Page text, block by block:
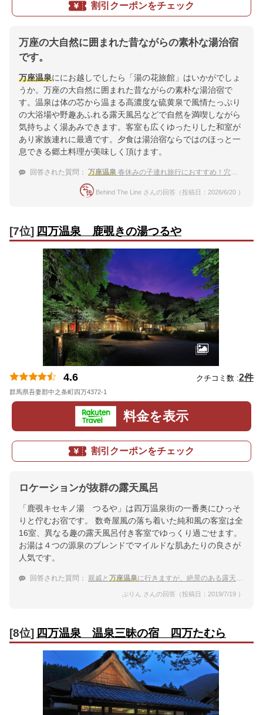
割引クーポンをチェック
万座の大自然に囲まれた昔ながらの素朴な湯治宿
です。
万座温泉ににお越しでしたら「湯の花旅館」はいかがでしょ
うか。万座の大自然に囲まれた昔ながらの素朴な湯治宿で
す。温泉は体の芯から温まる高濃度な硫黄泉で風情たっぷり
の大浴場や野趣あふれる露天風呂などで自然を満喫しながら
気持ちよく湯あみできます。客室も広くゆったりした和室が
あり家族連れに最適です。夕食は湯治宿ならではのほっと一
息できる郷土料理が美味しく頂けます。
回答された質問： 万座温泉 春休みの子連れ旅行におすすめ！穴場な宿は？
Behind The Line さんの回答（投稿日：2026/6/20 ）
[7位] 四万温泉 鹿覗きの湯つるや
4.6 クチコミ数 :2件
群馬県吾妻郡中之条町四万4372-1
料金を表示
割引クーポンをチェック
ロケーションが抜群の露天風呂
「鹿覗キセキノ湯 つるや」は四万温泉街の一番奥にひっそ
りと佇むお宿です。 数奇屋風の落ち着いた純和風の客室は全
16室、異なる趣の露天風呂付き客室でゆっくり過ごせます。
お湯は４つの源泉のブレンドでマイルドな肌あたりの良さが
人気です。
回答された質問： 親戚と 万座温泉に行きますが、絶景のある露天風呂付きの宿はありますか。
ぷりん さんの回答（投稿日：2019/7/19 ）
[8位] 四万温泉 温泉三昧の宿 四万たむら